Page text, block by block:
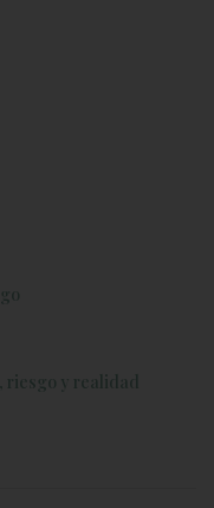
riesgo y realidad